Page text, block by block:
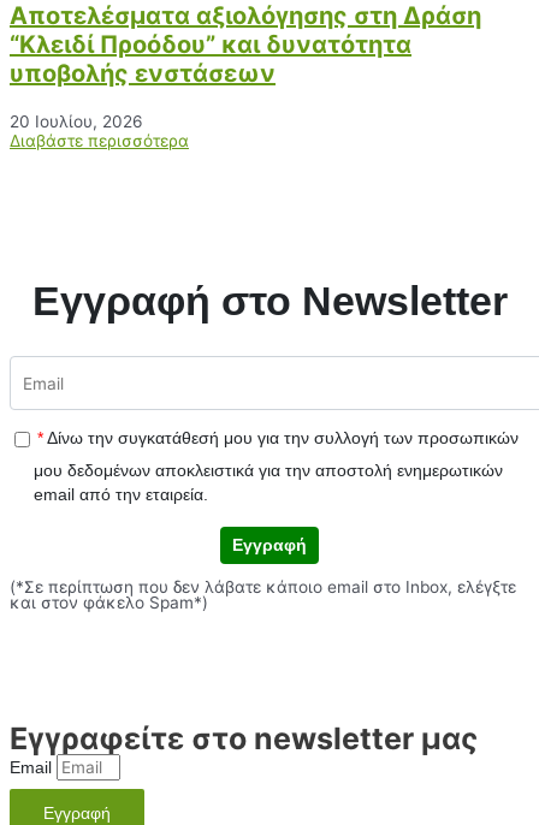
Αποτελέσματα αξιολόγησης στη Δράση
“Κλειδί Προόδου” και δυνατότητα
υποβολής ενστάσεων
20 Ιουλίου, 2026
Διαβάστε περισσότερα
Εγγραφή στο Newsletter
* Δίνω την συγκατάθεσή μου για την συλλογή των προσωπικών
μου δεδομένων αποκλειστικά για την αποστολή ενημερωτικών
email από την εταιρεία.
Εγγραφή
(*Σε περίπτωση που δεν λάβατε κάποιο email στο Inbox, ελέγξτε
και στον φάκελο Spam*)
Εγγραφείτε στο newsletter μας
Email
Εγγραφή